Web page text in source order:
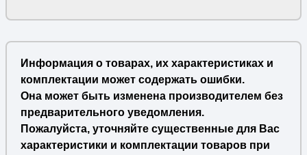
Информация о товарах, их характеристиках и
комплектации может содержать ошибки.
Она может быть изменена производителем без
предварительного уведомления.
Пожалуйста, уточняйте существенные для Вас
характеристики и комплектации товаров при